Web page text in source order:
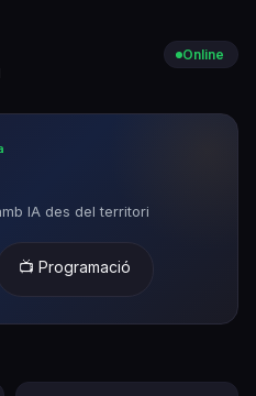
Online
IA des del territori
📺 Programació